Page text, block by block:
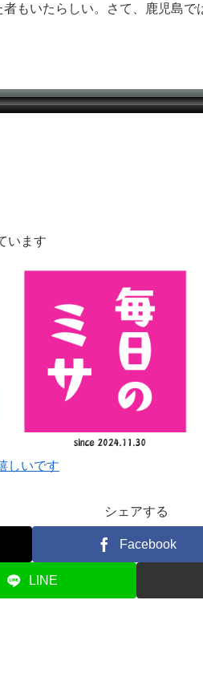
もいたらしい。さて、鹿児島で
います
しいです
シェアする
Facebook
LINE